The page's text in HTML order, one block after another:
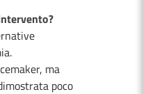
ma
poco